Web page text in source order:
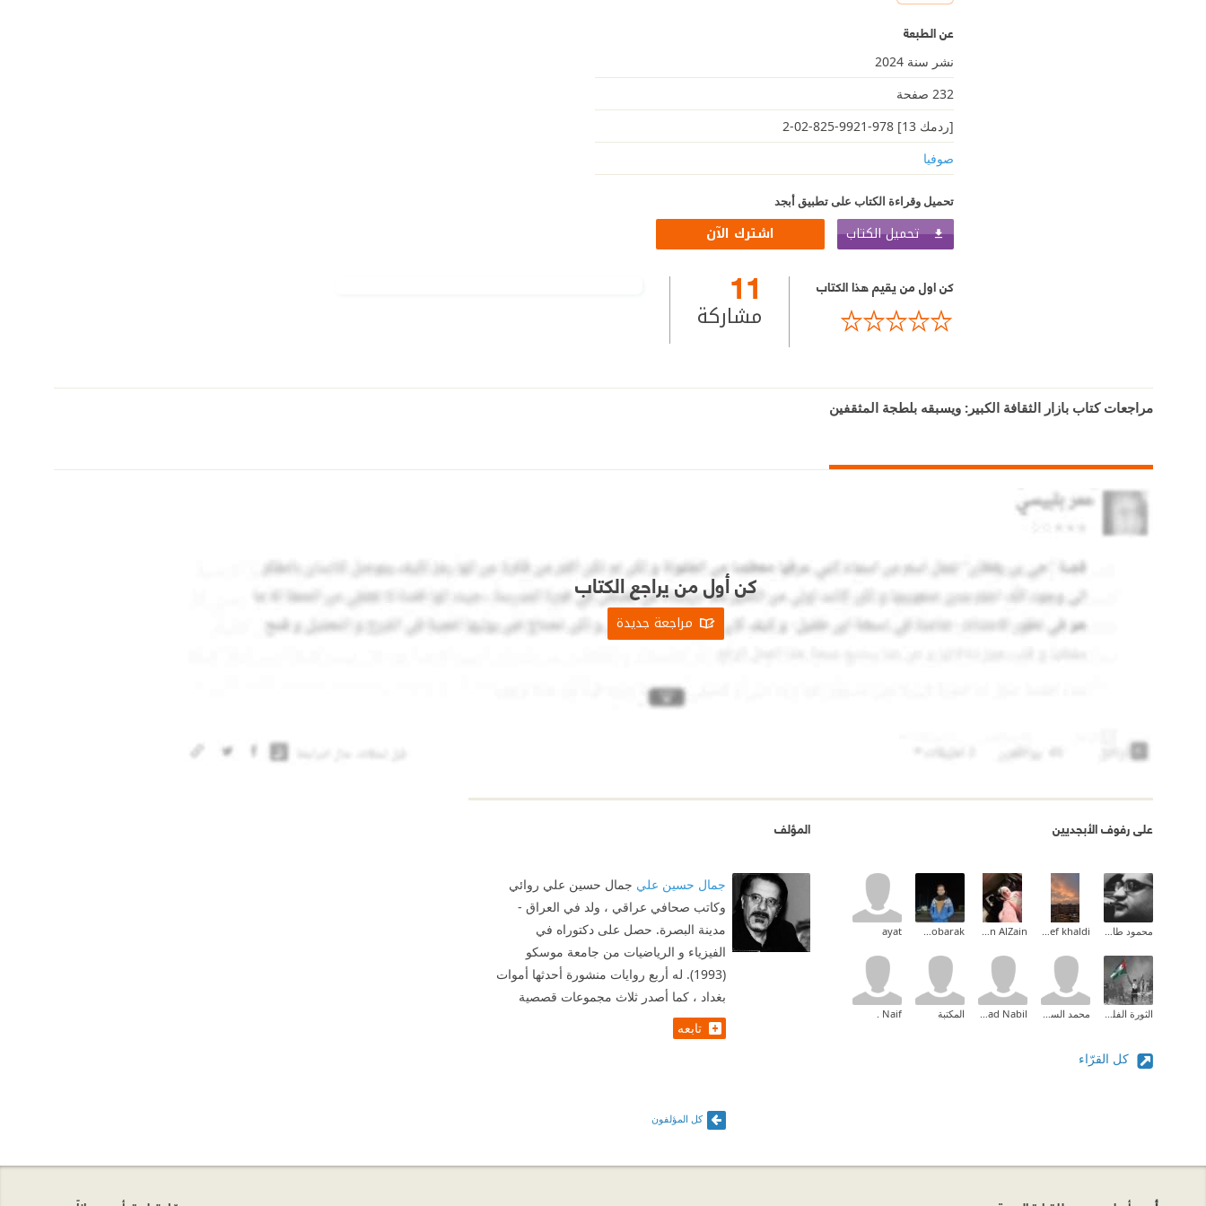
عن الطبعة
نشر سنة 2024
232 صفحة
[ردمك 13] 978-9921-825-02-2
صوفيا
تحميل وقراءة الكتاب على تطبيق أبجد
تحميل الكتاب اشترك الآن
كن اول من يقيم هذا الكتاب 11
مشاركة
مراجعات كتاب بازار الثقافة الكبير: ويسبقه بلطجة المثقفين
كن أول من يراجع الكتاب
مراجعة جديدة
على رفوف الأبجديين
محمود طارق إبراهيم Asef khaldi
Nesreen AlZain
Mena Mobarak
ayat
الثورة الفلسطينية محمد الساعدي Sanad Nabil المكتبة Naif .
كل القرّاء
المؤلف
جمال حسين علي جمال حسين علي روائي
وكاتب صحافي عراقي ، ولد في العراق -
مدينة البصرة. حصل على دكتوراه في
الفيزياء و الرياضيات من جامعة موسكو
(1993). له أربع روايات منشورة أحدثها أموات
بغداد ، كما أصدر ثلاث مجموعات قصصية
تابعه
كل المؤلفون